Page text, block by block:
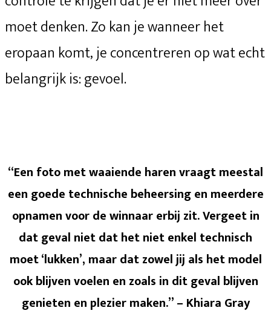
moet denken. Zo kan je wanneer het
eropaan komt, je concentreren op wat echt
belangrijk is: gevoel.
“Een foto met waaiende haren vraagt meestal
een goede technische beheersing en meerdere
opnamen voor de winnaar erbij zit. Vergeet in
dat geval niet dat het niet enkel technisch
moet ‘lukken’, maar dat zowel jij als het model
ook blijven voelen en zoals in dit geval blijven
genieten en plezier maken.” – Khiara Gray